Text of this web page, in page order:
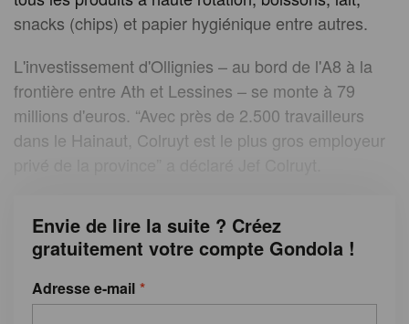
snacks (chips) et papier hygiénique entre autres.
L'investissement d'Ollignies – au bord de l'A8 à la
frontière entre Ath et Lessines – se monte à 79
millions d'euros. “Avec près de 2.500 travailleurs
dans le Hainaut, Colruyt est le plus gros employeur
Envie de lire la suite ? Créez
gratuitement votre compte Gondola !
Adresse e-mail